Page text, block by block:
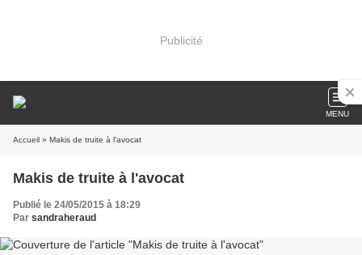
Publicité
MENU
Accueil » Makis de truite à l'avocat
Makis de truite à l'avocat
Publié le 24/05/2015 à 18:29
Par sandraheraud